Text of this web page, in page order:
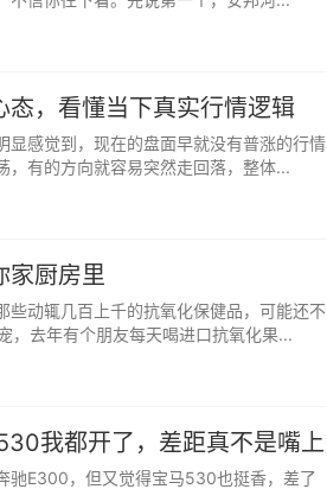
风雨后。
，这才是最舒服的相处之道。
，看懂当下真实行情逻辑
感觉到，现在的盘面早就没有普涨的行情
，有的方向就容易突然走回落，整体...
家厨房里
动辄几百上千的抗氧化保健品，可能还不
，去年有个朋友每天喝进口抗氧化果...
我都开了，差距真不是嘴上
驰E300，但又觉得宝马530也挺香，差了